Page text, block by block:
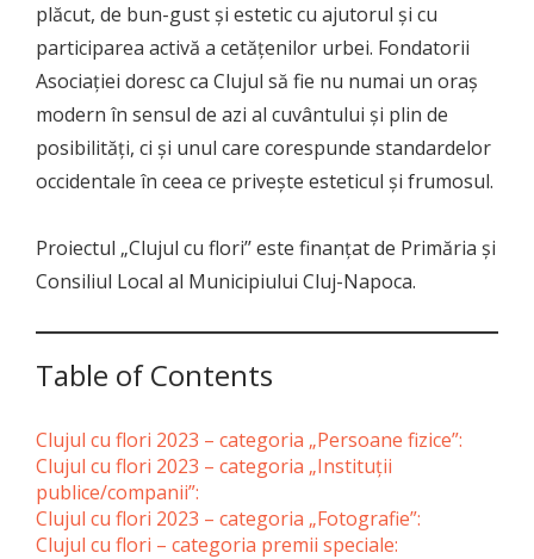
plăcut, de bun-gust și estetic cu ajutorul și cu
participarea activă a cetățenilor urbei. Fondatorii
Asociației doresc ca Clujul să fie nu numai un oraș
modern în sensul de azi al cuvântului și plin de
posibilități, ci și unul care corespunde standardelor
occidentale în ceea ce privește esteticul și frumosul.
Proiectul „Clujul cu flori’’ este finanțat de Primăria și
Consiliul Local al Municipiului Cluj-Napoca.
Table of Contents
Clujul cu flori 2023 – categoria „Persoane fizice”:
Clujul cu flori 2023 – categoria „Instituții
publice/companii”:
Clujul cu flori 2023 – categoria „Fotografie”:
Clujul cu flori – categoria premii speciale: